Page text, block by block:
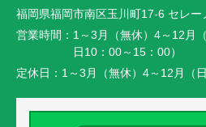
福岡県福岡市南区玉川町17-6 セレー
営業時間： 1～3月（無休）4～12月
日10：00～15：00）
定休日： 1～3月（無休）4～12月（